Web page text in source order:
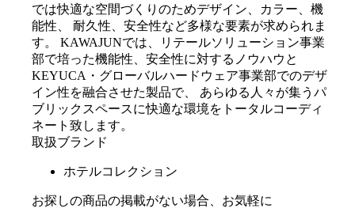
では快適な空間づくりのためデザイン、カラー、機
能性、 耐久性、安全性など多様な要素が求められま
す。 KAWAJUNでは、リテールソリューション事業
部で培った機能性、安全性に対するノウハウと
KEYUCA・グローバルハードウェア事業部でのデザ
イン性を融合させた製品で、 あらゆる人々が集うパ
ブリックスペースに快適な環境をトータルコーディ
ネート致します。
取扱ブランド
ホテルコレクション
お探しの商品の掲載がない場合、お気軽に